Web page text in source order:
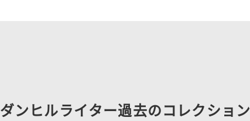
ダンヒルライター過去のコレクション